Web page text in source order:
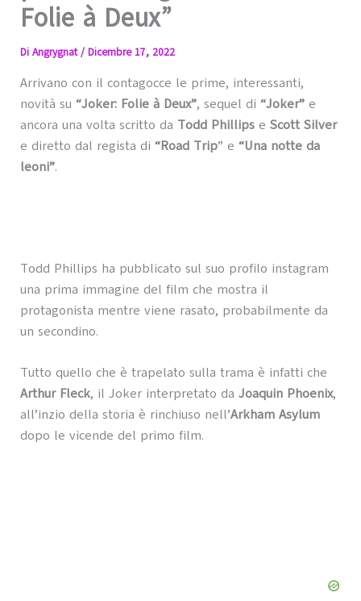
Folie à Deux”
Di Angrygnat/ Dicembre 17, 2022
Arrivano con il contagocce le prime, interessanti,
novità su “Joker: Folie à Deux”, sequel di “Joker”e
ancora una volta scritto da Todd Phillips e Scott Silver
e diretto dal regista di “Road Trip” e “Una notte da
leoni”.
Todd Phillips ha pubblicato sul suo profilo instagram
una prima immagine del film che mostra il
protagonista mentre viene rasato, probabilmente da
un secondino.
Tutto quello che è trapelato sulla trama è infatti che
Arthur Fleck, il Joker interpretato da Joaquin Phoenix,
all’inzio della storia è rinchiuso nell’Arkham Asylum
dopo le vicende del primo film.